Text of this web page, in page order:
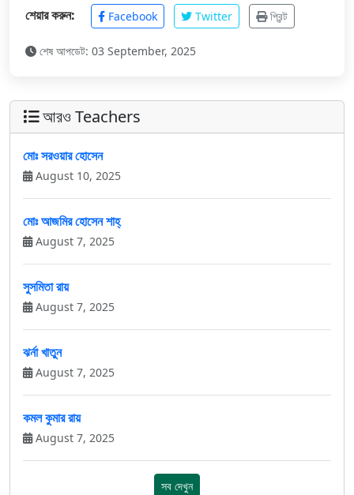
শেয়ার করুন: Facebook Twitter প্রিন্ট
শেষ আপডেট: 03 September, 2025
আরও Teachers
মোঃ সরওয়ার হোসেন
August 10, 2025
মোঃ আজমির হোসেন শাহ্
August 7, 2025
সুসমিতা রায়
August 7, 2025
ঝর্না খাতুন
August 7, 2025
কমল কুমার রায়
August 7, 2025
সব দেখুন